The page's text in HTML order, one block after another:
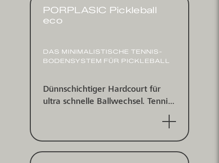
PORPLASIC Pickleball
eco
DAS MINI­MALIS­TISCHE TENNIS­
BODEN­SYSTEM FÜR PICKLEBALL
Dünn­schichtiger Hard­court für
ultra schnelle Ball­wechsel. Tennis­
Pickleball.